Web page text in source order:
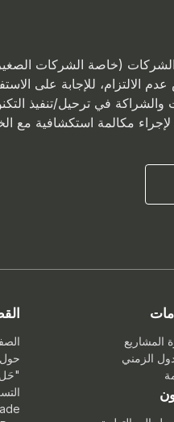
(خاصة الشركات
الالتزام، للإجابة على
في ترحيل/تنفيذ
مكالمة استكشافية مع
المشاريع
الزمني
حول